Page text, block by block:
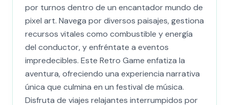
por turnos dentro de un encantador mundo de
pixel art. Navega por diversos paisajes, gestiona
recursos vitales como combustible y energía
del conductor, y enfréntate a eventos
impredecibles. Este Retro Game enfatiza la
aventura, ofreciendo una experiencia narrativa
única que culmina en un festival de música.
Disfruta de viajes relajantes interrumpidos por